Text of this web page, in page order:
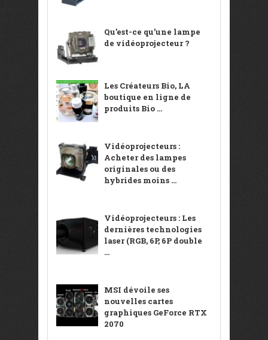
Qu’est-ce qu’une lampe
de vidéoprojecteur ?
Les Créateurs Bio, LA
boutique en ligne de
produits Bio ...
Vidéoprojecteurs :
Acheter des lampes
originales ou des
hybrides moins ...
Vidéoprojecteurs : Les
dernières technologies
laser (RGB, 6P, 6P double
...
MSI dévoile ses
nouvelles cartes
graphiques GeForce RTX
2070